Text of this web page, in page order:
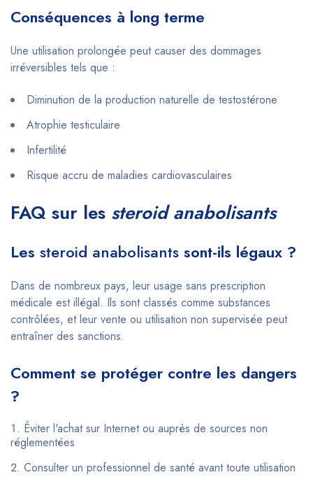
Conséquences à long terme
Une utilisation prolongée peut causer des dommages
irréversibles tels que :
Diminution de la production naturelle de testostérone
Atrophie testiculaire
Infertilité
Risque accru de maladies cardiovasculaires
FAQ sur les steroid anabolisants
Les steroid anabolisants sont-ils légaux ?
Dans de nombreux pays, leur usage sans prescription
médicale est illégal. Ils sont classés comme substances
contrôlées, et leur vente ou utilisation non supervisée peut
entraîner des sanctions.
Comment se protéger contre les dangers
?
Éviter l'achat sur Internet ou auprès de sources non
réglementées
Consulter un professionnel de santé avant toute utilisation